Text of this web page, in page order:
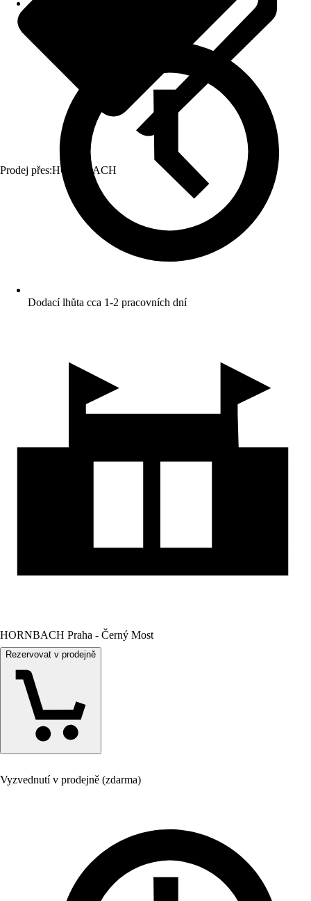
Prodej přes:HORNBACH
Dodací lhůta cca 1-2 pracovních dní
HORNBACH Praha - Černý Most
Rezervovat v prodejně
Vyzvednutí v prodejně (zdarma)